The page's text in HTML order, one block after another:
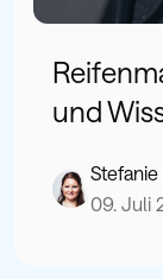
und
09. Juli